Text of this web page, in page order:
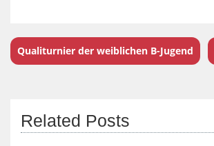
Qualiturnier der weiblichen B-Jugend
Related Posts